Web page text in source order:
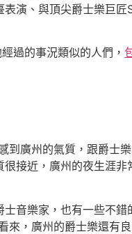
演、與頂尖爵士樂巨
過的事況類似的人們，
廣州的氣質，跟爵士
接近，廣州的夜生涯
樂家，也有一些不錯
，廣州的爵士樂還有